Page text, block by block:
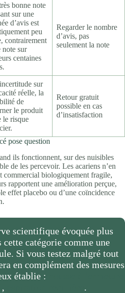
bonne note
sur une
d’avis est
peu
contrairement
note sur
centaines
Regarder le nombre
d’avis, pas
seulement la note
sur
réelle, la
de
le produit
le risque
Retour gratuit
possible en cas
d’insatisfaction
pose question
ils fonctionnent, sur des nuisibles
de les percevoir. Les acariens n’en
commercial biologiquement fragile,
rapportent une amélioration perçue,
effet placebo ou d’une coïncidence
scientifique évoquée plus
cette catégorie comme une
Si vous testez malgré tout
en complément des mesures
établie :
, .